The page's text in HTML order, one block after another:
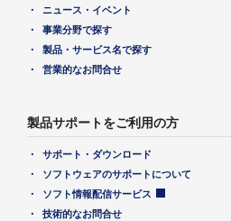
ニュース・イベント
事業分野で探す
製品・サービス名で探す
営業的なお問合せ
製品サポートをご利用の方
サポート・ダウンロード
ソフトウェアのサポートについて
ソフト情報配信サービス
技術的なお問合せ